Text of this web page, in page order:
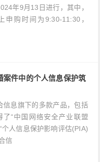
年9月13日进行，其中，
申购时间为9:30-11:30，
件中的个人信息保护筑
息旗下的多款产品，包括
“中国网络安全产业联盟
人信息保护影响评估(PIA)
信